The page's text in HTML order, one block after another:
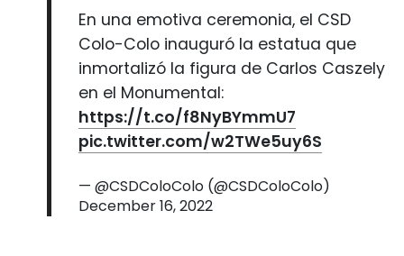
En una emotiva ceremonia, el CSD
Colo-Colo inauguró la estatua que
inmortalizó la figura de Carlos Caszely
en el Monumental:
https://t.co/f8NyBYmmU7
pic.twitter.com/w2TWe5uy6S
— @CSDColoColo (@CSDColoColo)
December 16, 2022